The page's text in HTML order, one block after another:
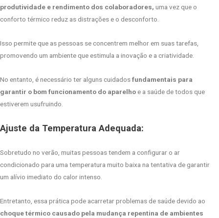
produtividade e rendimento dos colaboradores, uma vez que o
conforto térmico reduz as distrações e o desconforto.
Isso permite que as pessoas se concentrem melhor em suas tarefas,
promovendo um ambiente que estimula a inovação e a criatividade.
No entanto, é necessário ter alguns cuidadosfundamentais para
garantir o bom funcionamento do aparelhoe a saúde de todos que
estiverem usufruindo.
Ajuste da Temperatura Adequada:
Sobretudo no verão, muitas pessoas tendem a configurar o ar
condicionado para uma temperatura muito baixa na tentativa de garantir
um alívio imediato do calor intenso.
Entretanto, essa prática pode acarretar problemas de saúde devido ao
choque térmico causado pela mudança repentina de ambientes